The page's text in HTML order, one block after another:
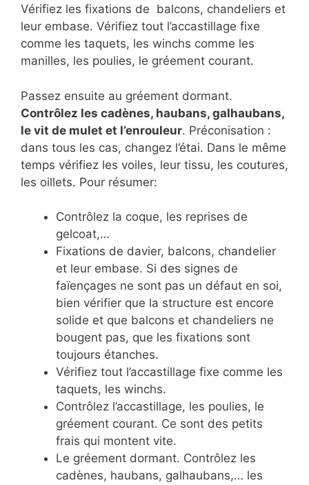
Vérifiez les fixations de balcons, chandeliers et
leur embase. Vérifiez tout l’accastillage fixe
comme les taquets, les winchs comme les
manilles, les poulies, le gréement courant.
Passez ensuite au gréement dormant.
Contrôlez les cadènes, haubans, galhaubans,
le vit de mulet et l’enrouleur. Préconisation :
dans tous les cas, changez l’étai. Dans le même
temps vérifiez les voiles, leur tissu, les coutures,
les oillets. Pour résumer:
Contrôlez la coque, les reprises de
gelcoat,…
Fixations de davier, balcons, chandelier
et leur embase. Si des signes de
faïençages ne sont pas un défaut en soi,
bien vérifier que la structure est encore
solide et que balcons et chandeliers ne
bougent pas, que les fixations sont
toujours étanches.
Vérifiez tout l’accastillage fixe comme les
taquets, les winchs.
Contrôlez l’accastillage, les poulies, le
gréement courant. Ce sont des petits
frais qui montent vite.
Le gréement dormant. Contrôlez les
cadènes, haubans, galhaubans,… les